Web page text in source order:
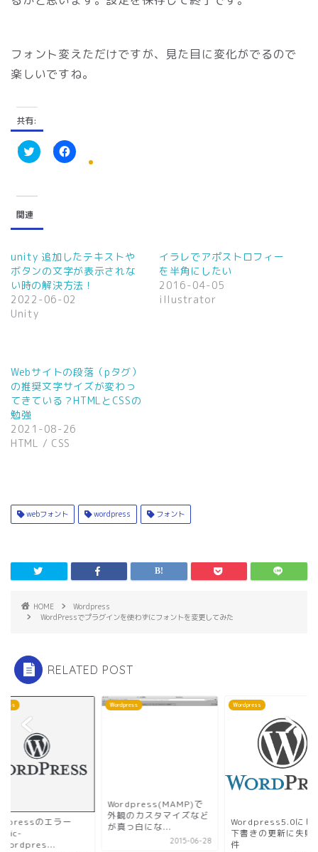
フォント変えただけですが、見た目に変化がでるので
楽しいですね。
共有:
ク
し
て
T
w
t
e
r
で
共
有
(
新
ン
ド
ウ
で
開
き
ま
す
)
F
有
す
る
に
は
ク
だ
さ
い
新
ウ
ィ
ン
ま
す
)
関連
unity 追加したテキストや
ボタンの文字が表示されな
い時の解決方法！
2022-06-02
Unity
イラレでアポストロフィー
を半角にしたい
2016-04-05
illustrator
Webサイトの段落（pタグ）
の推奨文字サイズが変わっ
てきている？HTMLとCSSの
勉強
2021-08-26
HTML / CSS
webフォント wordpress フォント
HOME
Wordpress
WordPressでプラグインを使わずにフォントを変更してみた
RELATED POST
のエラー
Wordpress
Wordpress(MAMP)で
外観のカスタマイズなど
が真っ白にな...
2015-06-28
Wordpress
Wordpress5.0にし
下書きの更新に失敗
件